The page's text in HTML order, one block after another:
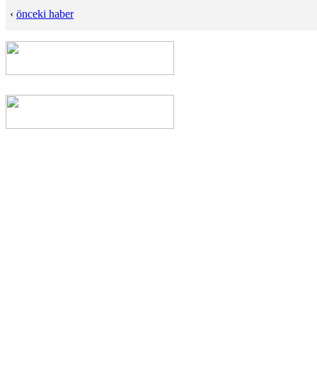
‹ önceki haber